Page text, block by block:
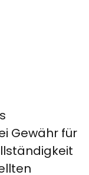
Gewähr für